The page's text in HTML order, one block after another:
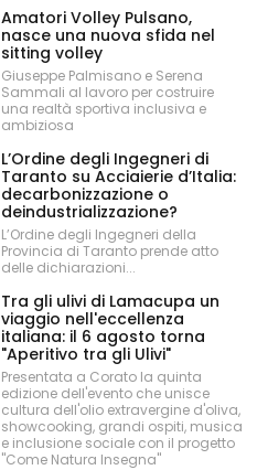
Amatori Volley Pulsano,
nasce una nuova sfida nel
sitting volley
Giuseppe Palmisano e Serena
Sammali al lavoro per costruire
una realtà sportiva inclusiva e
ambiziosa
L’Ordine degli Ingegneri di
Taranto su Acciaierie d’Italia:
decarbonizzazione o
deindustrializzazione?
L’Ordine degli Ingegneri della
Provincia di Taranto prende atto
delle dichiarazioni...
Tra gli ulivi di Lamacupa un
viaggio nell'eccellenza
italiana: il 6 agosto torna
"Aperitivo tra gli Ulivi"
Presentata a Corato la quinta
edizione dell'evento che unisce
cultura dell'olio extravergine d'oliva,
showcooking, grandi ospiti, musica
e inclusione sociale con il progetto
"Come Natura Insegna"